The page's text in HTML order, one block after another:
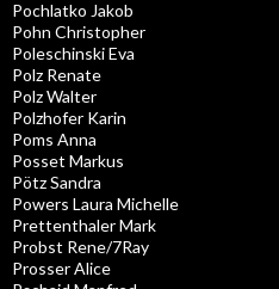
Pochlatko Jakob
Pohn Christopher
Poleschinski Eva
Polz Renate
Polz Walter
Polzhofer Karin
Poms Anna
Posset Markus
Pötz Sandra
Powers Laura Michelle
Prettenthaler Mark
Probst Rene/7Ray
Prosser Alice